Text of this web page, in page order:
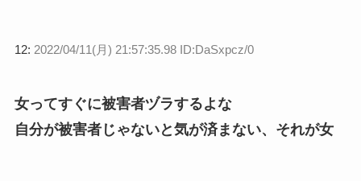
12: 2022/04/11(月) 21:57:35.98 ID:DaSxpcz/0
女ってすぐに被害者ヅラするよな
自分が被害者じゃないと気が済まない、それが女